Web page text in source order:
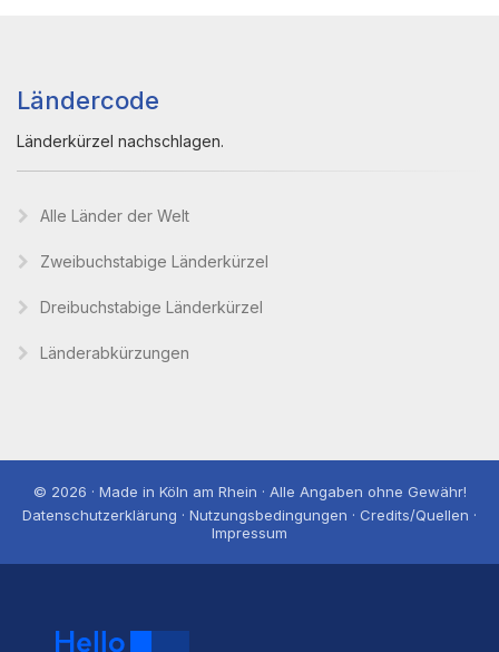
Ländercode
Länderkürzel nachschlagen.
Alle Länder der Welt
Zweibuchstabige Länderkürzel
Dreibuchstabige Länderkürzel
Länderabkürzungen
© 2026 · Made in Köln am Rhein · Alle Angaben ohne Gewähr!
Datenschutzerklärung · Nutzungsbedingungen · Credits/Quellen ·
Impressum